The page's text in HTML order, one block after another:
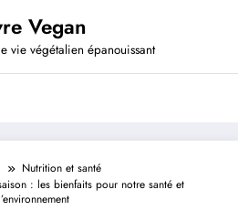
Vegan
vie végétalien épanouissant
Nutrition et santé
: les bienfaits pour notre santé et
l’environnement